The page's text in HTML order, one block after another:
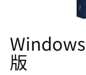
版